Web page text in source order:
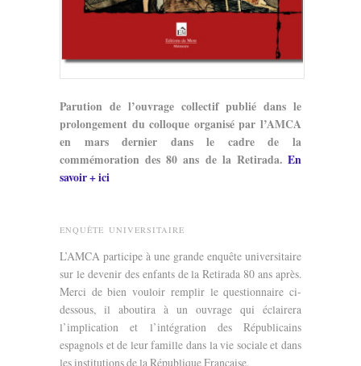
Parution de l’ouvrage collectif publié dans le
prolongement du colloque organisé par l’AMCA
en mars dernier dans le cadre de la
commémoration des 80 ans de la Retirada. En
savoir + ici
ENQUÊTE UNIVERSITAIRE
L’AMCA participe à une grande enquête universitaire
sur le devenir des enfants de la Retirada 80 ans après.
Merci de bien vouloir remplir le questionnaire ci-
dessous, il aboutira à un ouvrage qui éclairera
l’implication et l’intégration des Républicains
espagnols et de leur famille dans la vie sociale et dans
les institutions de la République Française.